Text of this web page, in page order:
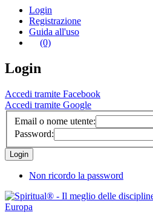
Login
Registrazione
Guida all'uso
(0)
Login
Accedi tramite Facebook
Accedi tramite Google
Email o nome utente:
Password:
Non ricordo la password